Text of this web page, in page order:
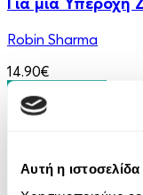
Αυτή η
Robin Sharma
14.90€